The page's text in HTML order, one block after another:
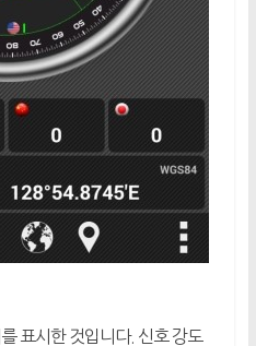
표시한 것입니다. 신호 강도